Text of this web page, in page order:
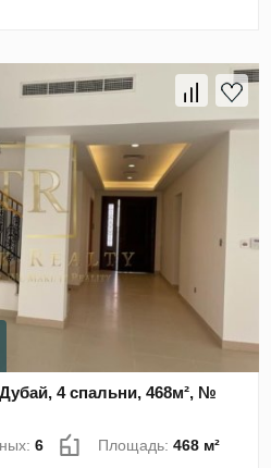
4 спальни, 468м², №
6 Площадь:468 м²